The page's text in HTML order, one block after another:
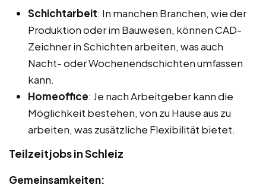
Schichtarbeit: In manchen Branchen, wie der
Produktion oder im Bauwesen, können CAD-
Zeichner in Schichten arbeiten, was auch
Nacht- oder Wochenendschichten umfassen
kann.
Homeoffice: Je nach Arbeitgeber kann die
Möglichkeit bestehen, von zu Hause aus zu
arbeiten, was zusätzliche Flexibilität bietet.
Teilzeitjobs in Schleiz
Gemeinsamkeiten: